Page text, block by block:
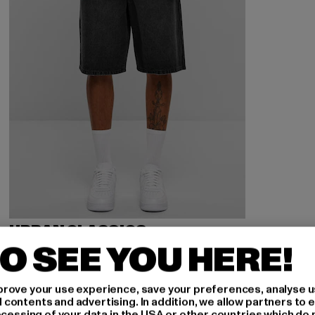
URBAN CLASSICS
90's Heavy
25,00 EUR
Derzeitiger Preis: 25,00 EUR
49,99 EUR Aktionspreis: 49,99 EUR
SEE YOU HERE!
your use experience, save your preferences, analyse
and advertising. In addition, we allow partners to